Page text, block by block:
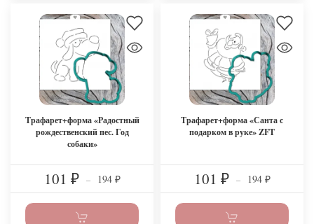
Трафарет+форма «Радостный
рождественский пес. Год
собаки»
101 ₽ – 194 ₽
Трафарет+форма «Санта с
подарком в руке» ZFT
101 ₽ – 194 ₽